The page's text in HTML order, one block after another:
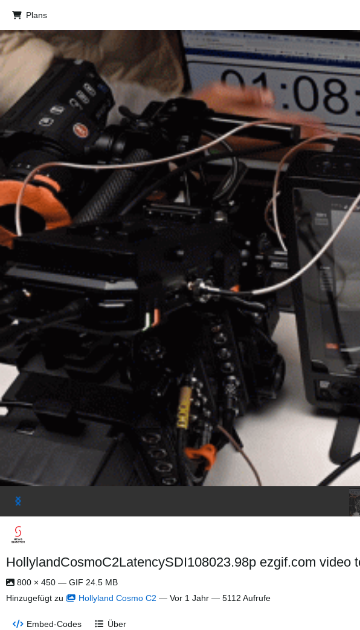
Plans
HollylandCosmoC2LatencySDI108023.98p ezgif.com video
800 × 450 — GIF 24.5 MB
Hinzugefügt zu
Hollyland Cosmo C2 — Vor 1 Jahr — 5112 Aufrufe
Embed-Codes Über